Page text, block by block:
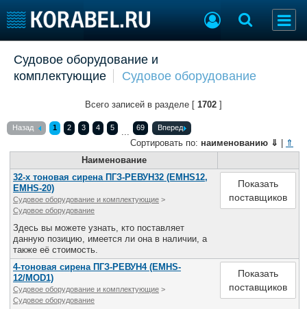
Судостроение
Компании
Крюинг
Журнал
Реклама
Торговая площадка
Продажа флота
Оборудование
Изделия
Материалы
Услуги
Конференции
Выставки и семинары
Личности
Словарь
Галерея флота
Судовое оборудование и
комплектующие
Судовое оборудование
Всего записей в разделе [ 1702 ]
Назад 1 2 3 4 5 ... 69 Вперед
Сортировать по: наименованию ⇓
⇑
Наименование
32-х тоновая сирена ПГЗ-РЕВУН32 (EMHS12,
EMHS-20)
Судовое оборудование и комплектующие >
Судовое оборудование
Здесь вы можете узнать, кто поставляет
данную позицию, имеется ли она в наличии, а
также её стоимость.
Показать
поставщиков
4-тоновая сирена ПГЗ-РЕВУН4 (EMHS-
12/MOD1)
Судовое оборудование и комплектующие >
Судовое оборудование
Показать
поставщиков